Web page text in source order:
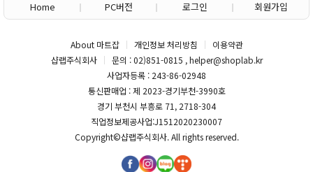
Home PC버전 로그인 회원가입
About 마트잡 개인정보 처리방침
이용약관
샵랩주식회사
문의 : 02)851-0815 , helper@shoplab.kr
사업자등록 : 243-86-02948
통신판매업 : 제 2023-경기부천-3990호
경기 부천시 부흥로 71, 2718-304
직업정보제공사업:J1512020230007
Copyright©샵랩주식회사. All rights reserved.